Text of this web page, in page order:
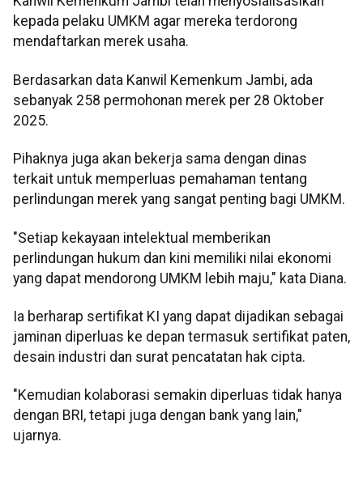
kepada pelaku UMKM agar mereka terdorong
mendaftarkan merek usaha.
Berdasarkan data Kanwil Kemenkum Jambi, ada
sebanyak 258 permohonan merek per 28 Oktober
2025.
Pihaknya juga akan bekerja sama dengan dinas
terkait untuk memperluas pemahaman tentang
perlindungan merek yang sangat penting bagi UMKM.
"Setiap kekayaan intelektual memberikan
perlindungan hukum dan kini memiliki nilai ekonomi
yang dapat mendorong UMKM lebih maju," kata Diana.
Ia berharap sertifikat KI yang dapat dijadikan sebagai
jaminan diperluas ke depan termasuk sertifikat paten,
desain industri dan surat pencatatan hak cipta.
"Kemudian kolaborasi semakin diperluas tidak hanya
dengan BRI, tetapi juga dengan bank yang lain,"
ujarnya.